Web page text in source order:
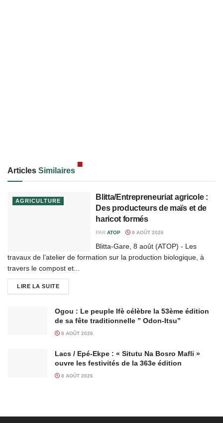
Articles Similaires
AGRICULTURE
Blitta/Entrepreneuriat agricole :
Des producteurs de maïs et de
haricot formés
PAR ATOP 8 AOÛT 2026
Blitta-Gare, 8 août (ATOP) - Les
travaux de l’atelier de formation sur la production biologique, à
travers le compost et...
LIRE LA SUITE
Ogou : Le peuple Ifè célèbre la 53ème édition
de sa fête traditionnelle ” Odon-Itsu”
8 AOÛT 2026
Lacs / Epé-Ekpe : « Situtu Na Bosro Mafli »
ouvre les festivités de la 363e édition
8 AOÛT 2026